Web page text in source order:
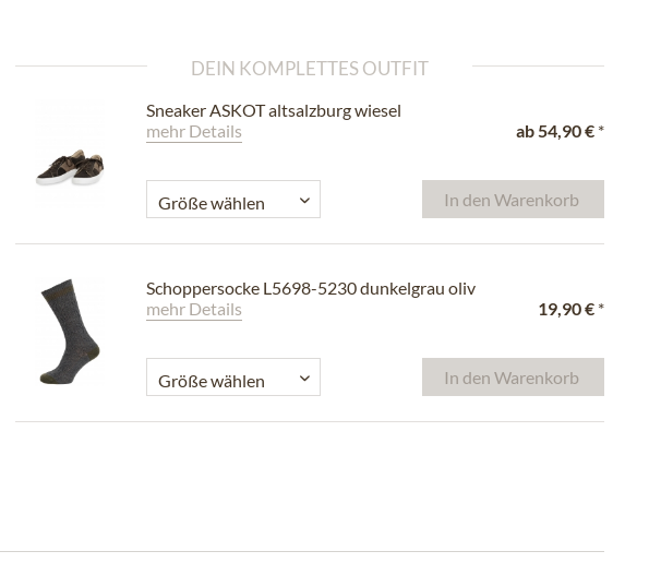
DEIN KOMPLETTES OUTFIT
Sneaker ASKOT altsalzburg wiesel
ab54,90 € *
mehr Details
In den Warenkorb
Schoppersocke L5698-5230 dunkelgrau oliv
19,90 € *
mehr Details
In den Warenkorb